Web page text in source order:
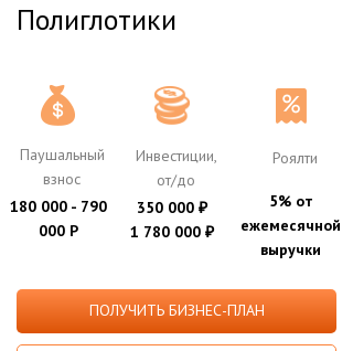
Полиглотики
Паушальный
взнос
180 000 - 790
000 Р
Инвестиции,
от/до
350 000 ₽
1 780 000 ₽
Роялти
5% от
ежемесячной
выручки
ПОЛУЧИТЬ БИЗНЕС-ПЛАН